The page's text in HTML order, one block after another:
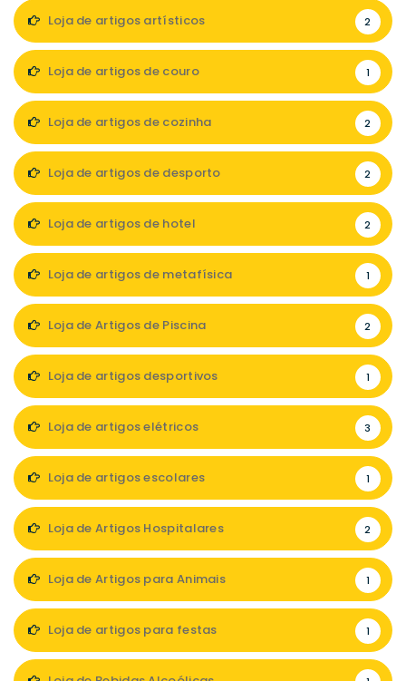
Loja de artigos artísticos 2
Loja de artigos de couro 1
Loja de artigos de cozinha 2
Loja de artigos de desporto 2
Loja de artigos de hotel 2
Loja de artigos de metafísica 1
Loja de Artigos de Piscina 2
Loja de artigos desportivos 1
Loja de artigos elétricos 3
Loja de artigos escolares 1
Loja de Artigos Hospitalares 2
Loja de Artigos para Animais 1
Loja de artigos para festas 1